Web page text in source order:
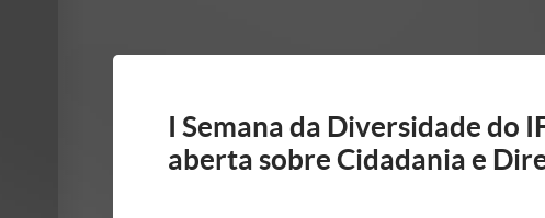
I Semana da Diversidade do
aberta sobre Cidadania e